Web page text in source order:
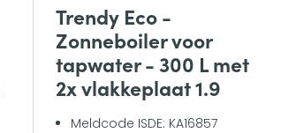
Trendy Eco -
Zonneboiler voor
tapwater - 300 L met
2x vlakkeplaat 1.9
Meldcode ISDE: KA16857